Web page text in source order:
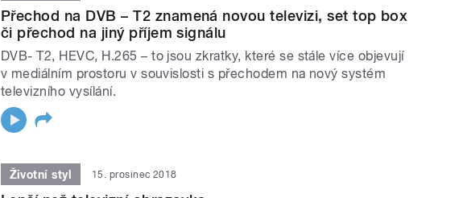
Přechod na DVB – T2 znamená novou televizi, set top box
či přechod na jiný příjem signálu
DVB- T2, HEVC, H.265 – to jsou zkratky, které se stále více objevují
v mediálním prostoru v souvislosti s přechodem na nový systém
televizního vysílání.
Životní styl 15. prosinec 2018